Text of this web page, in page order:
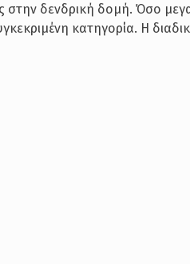
στην δενδρική δομή. Όσο
κατηγορία. Η